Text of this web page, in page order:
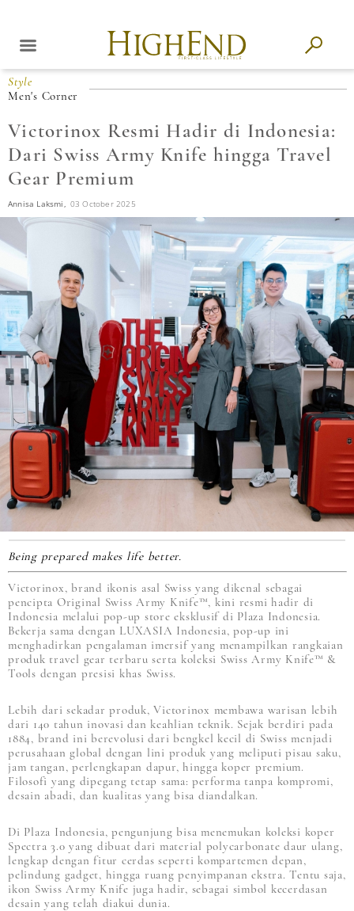
Style
Men's Corner
Victorinox Resmi Hadir di Indonesia:
Dari Swiss Army Knife hingga Travel
Gear Premium
Annisa Laksmi, 03 October 2025
Being prepared makes life better.
Victorinox, brand ikonis asal Swiss yang dikenal sebagai
pencipta Original Swiss Army Knife™, kini resmi hadir di
Indonesia melalui pop-up store eksklusif di Plaza Indonesia.
Bekerja sama dengan LUXASIA Indonesia, pop-up ini
menghadirkan pengalaman imersif yang menampilkan rangkaian
produk travel gear terbaru serta koleksi Swiss Army Knife™ &
Tools dengan presisi khas Swiss.
Lebih dari sekadar produk, Victorinox membawa warisan lebih
dari 140 tahun inovasi dan keahlian teknik. Sejak berdiri pada
1884, brand ini berevolusi dari bengkel kecil di Swiss menjadi
perusahaan global dengan lini produk yang meliputi pisau saku,
jam tangan, perlengkapan dapur, hingga koper premium.
Filosofi yang dipegang tetap sama: performa tanpa kompromi,
desain abadi, dan kualitas yang bisa diandalkan.
Di Plaza Indonesia, pengunjung bisa menemukan koleksi koper
Spectra 3.0 yang dibuat dari material polycarbonate daur ulang,
lengkap dengan fitur cerdas seperti kompartemen depan,
pelindung gadget, hingga ruang penyimpanan ekstra. Tentu saja,
ikon Swiss Army Knife juga hadir, sebagai simbol kecerdasan
desain yang telah diakui dunia.